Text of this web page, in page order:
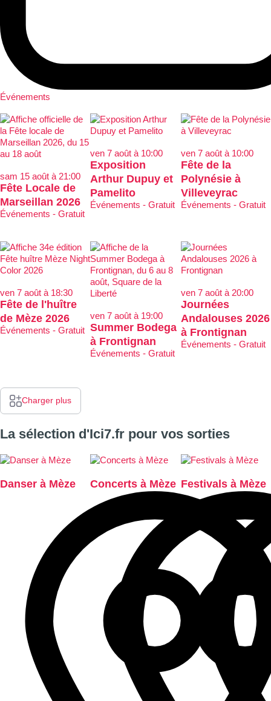
Événements
sam 15 août à 21:00
Fête Locale de
Marseillan 2026
Événements - Gratuit
ven 7 août à 10:00
Exposition
Arthur Dupuy et
Pamelito
Événements - Gratuit
ven 7 août à 10:00
Fête de la
Polynésie à
Villeveyrac
Événements - Gratuit
ven 7 août à 18:30
Fête de l'huître
de Mèze 2026
Événements - Gratuit
ven 7 août à 19:00
Summer Bodega
à Frontignan
Événements - Gratuit
ven 7 août à 20:00
Journées
Andalouses 2026
à Frontignan
Événements - Gratuit
Charger plus
La sélection d'Ici7.fr pour vos sorties
Danser à Mèze Concerts à Mèze Festivals à Mèze